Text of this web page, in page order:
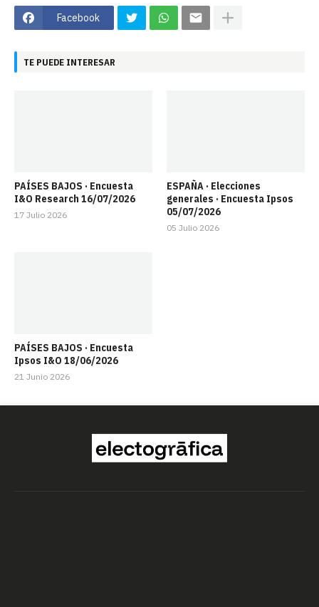
Facebook
TE PUEDE INTERESAR
PAÍSES BAJOS · Encuesta
I&O Research 16/07/2026
17 Julio 2026
ESPAÑA · Elecciones
generales · Encuesta Ipsos
05/07/2026
05 Julio 2026
PAÍSES BAJOS · Encuesta
Ipsos I&O 18/06/2026
21 Junio 2026